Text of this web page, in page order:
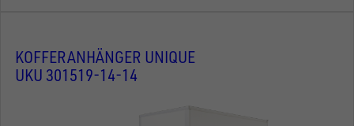
KOFFERANHÄNGER UNIQUE
UKU 301519-14-14